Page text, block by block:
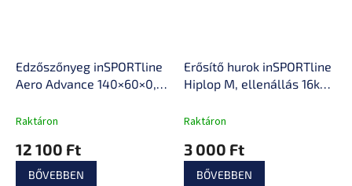
Edzőszőnyeg inSPORTline
Aero Advance 140×60×0,9
vonzó színek, akasztólyuk
Raktáron
12 100 Ft
BŐVEBBEN
Erősítő hurok inSPORTline
Hiplop M, ellenállás 16kg,
Nylon, Szilikon, Latex
vastagság 2mm
Raktáron
3 000 Ft
BŐVEBBEN